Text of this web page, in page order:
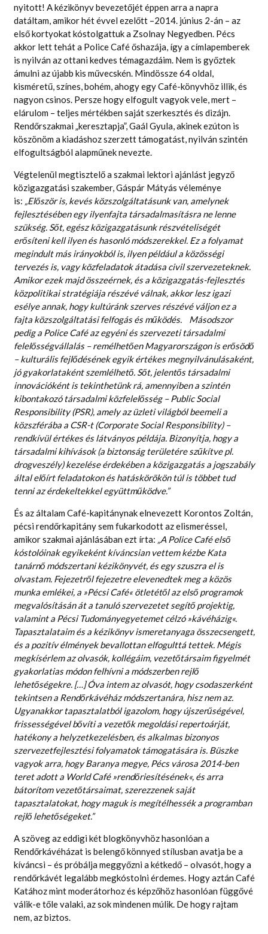
nyitott! A kézikönyv bevezetőjét éppen arra a napra
datáltam, amikor hét évvel ezelőtt –2014. június 2-án – az
első kortyokat kóstolgattuk a Zsolnay Negyedben. Pécs
akkor lett tehát a Police Café őshazája, így a címlapemberek
is nyilván az ottani kedves témagazdáim. Nem is győztek
ámulni az újabb kis művecskén. Mindössze 64 oldal,
kisméretű, színes, bohém, ahogy egy Café-könyvhöz illik, és
nagyon csinos. Persze hogy elfogult vagyok vele, mert –
elárulom – teljes mértékben saját szerkesztés és dizájn.
Rendőrszakmai „keresztapja”, Gaál Gyula, akinek ezúton is
köszönöm a kiadáshoz szerzett támogatást, nyilván szintén
elfogultságból alapműnek nevezte.
Végtelenül megtisztelő a szakmai lektori ajánlást jegyző
közigazgatási szakember, Gáspár Mátyás véleménye
is: „Először is, kevés közszolgáltatásunk van, amelynek
fejlesztésében egy ilyenfajta társadalmasításra ne lenne
szükség. Sőt, egész közigazgatásunk részvételiségét
erősíteni kell ilyen és hasonló módszerekkel. Ez a folyamat
megindult más irányokból is, ilyen például a közösségi
tervezés is, vagy közfeladatok átadása civil szervezeteknek.
Amikor ezek majd összeérnek, és a közigazgatás-fejlesztés
közpolitikai stratégiája részévé válnak, akkor lesz igazi
esélye annak, hogy kultúránk szerves részévé váljon ez a
fajta közszolgáltatási felfogás és működés. Másodszor
pedig a Police Café az egyéni és szervezeti társadalmi
felelősségvállalás – remélhetően Magyarországon is erősödő
– kulturális fejlődésének egyik értékes megnyilvánulásaként,
jó gyakorlataként szemlélhető. Sőt, jelentős társadalmi
innovációként is tekinthetünk rá, amennyiben a szintén
kibontakozó társadalmi közfelelősség – Public Social
Responsibility (PSR), amely az üzleti világból beemeli a
közszférába a CSR-t (Corporate Social Responsibility) –
rendkívül értékes és látványos példája. Bizonyítja, hogy a
társadalmi kihívások (a biztonság területére szűkítve pl.
drogveszély) kezelése érdekében a közigazgatás a jogszabály
által előírt feladatokon és hatáskörökön túl is többet tud
tenni az érdekeltekkel együttműködve.”
És az általam Café-kapitánynak elnevezett Korontos Zoltán,
pécsi rendőrkapitány sem fukarkodott az elismeréssel,
amikor szakmai ajánlásában ezt írta: „A Police Café első
kóstolóinak egyikeként kíváncsian vettem kézbe Kata
tanárnő módszertani kézikönyvét, és egy szuszra el is
olvastam. Fejezetről fejezetre elevenedtek meg a közös
munka emlékei, a »Pécsi Café« ötletétől az első programok
megvalósításán át a tanuló szervezetet segítő projektig,
valamint a Pécsi Tudományegyetemet célzó »kávéházig«.
Tapasztalataim és a kézikönyv ismeretanyaga összecsengett,
és a pozitív élmények bevallottan elfogulttá tettek. Mégis
megkísérlem az olvasók, kollégáim, vezetőtársaim figyelmét
gyakorlatias módon felhívni a módszerben rejlő
lehetőségekre. […] Óva intem az olvasót, hogy csodaszerként
tekintsen a Rendőrkávéház módszertanára, hisz nem az.
Ugyanakkor tapasztalatból igazolom, hogy újszerűségével,
frissességével bővíti a vezetők megoldási repertoárját,
hatékony a helyzetkezelésben, és alkalmas bizonyos
szervezetfejlesztési folyamatok támogatására is. Büszke
vagyok arra, hogy Baranya megye, Pécs városa 2014-ben
teret adott a World Café »rendőriesítésének«, és arra
bátorítom vezetőtársaimat, szerezzenek saját
tapasztalatokat, hogy maguk is megítélhessék a programban
rejlő lehetőségeket.”
A szöveg az eddigi két blogkönyvhöz hasonlóan a
Rendőrkávéházat is belengő könnyed stílusban avatja be a
kíváncsi – és próbálja meggyőzni a kétkedő – olvasót, hogy a
rendőrkávét legalább megkóstolni érdemes. Hogy aztán Café
Katához mint moderátorhoz és képzőhöz hasonlóan függővé
válik-e tőle valaki, az sok mindenen múlik. De hogy rajtam
nem, az biztos.